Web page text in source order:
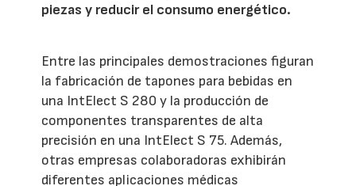
piezas y reducir el consumo energético.
Entre las principales demostraciones figuran
la fabricación de tapones para bebidas en
una IntElect S 280 y la producción de
componentes transparentes de alta
precisión en una IntElect S 75. Además,
otras empresas colaboradoras exhibirán
diferentes aplicaciones médicas